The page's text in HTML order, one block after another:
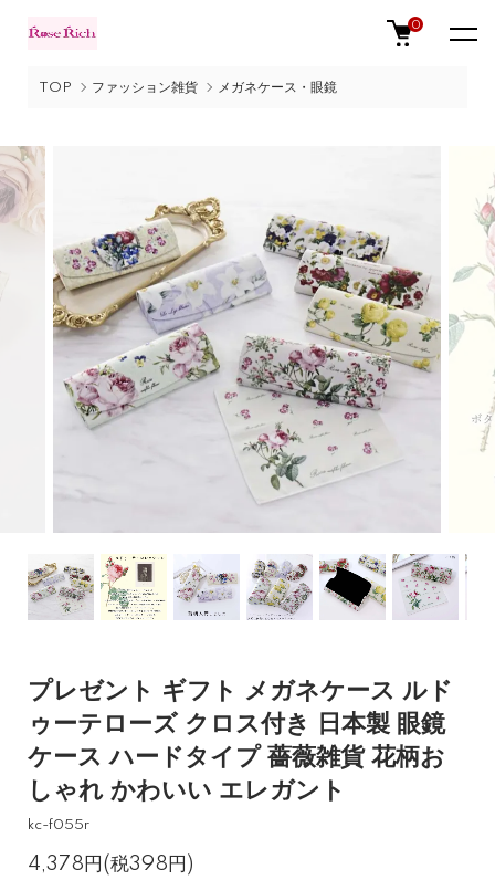
0
TOP ファッション雑貨 メガネケース・眼鏡
プレゼント ギフト メガネケース ルド
ゥーテローズ クロス付き 日本製 眼鏡
ケース ハードタイプ 薔薇雑貨 花柄お
しゃれ かわいい エレガント
kc-f055r
4,378円(税398円)